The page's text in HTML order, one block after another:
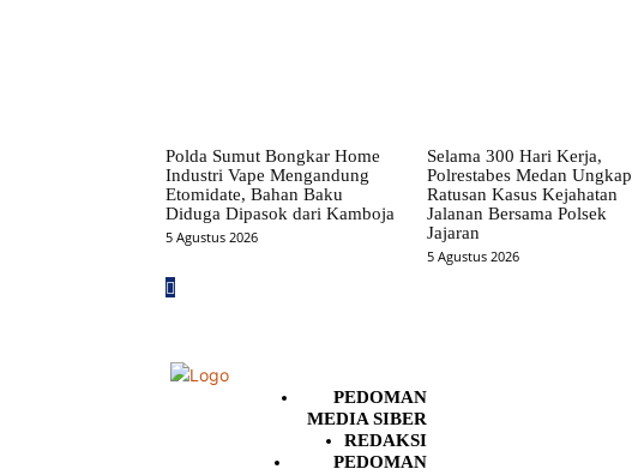
Polda Sumut Bongkar Home
Industri Vape Mengandung
Etomidate, Bahan Baku
Diduga Dipasok dari Kamboja
5 Agustus 2026
Selama 300 Hari Kerja,
Polrestabes Medan Ungkap
Ratusan Kasus Kejahatan
Jalanan Bersama Polsek
Jajaran
5 Agustus 2026
PEDOMAN
MEDIA SIBER
REDAKSI
PEDOMAN